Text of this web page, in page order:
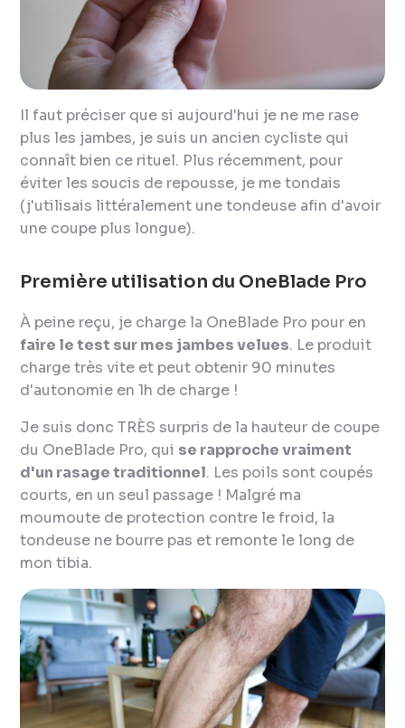
Il faut préciser que si aujourd'hui je ne me rase
plus les jambes, je suis un ancien cycliste qui
connaît bien ce rituel. Plus récemment, pour
éviter les soucis de repousse, je me tondais
(j'utilisais littéralement une tondeuse afin d'avoir
une coupe plus longue).
Première utilisation du OneBlade Pro
À peine reçu, je charge la OneBlade Pro pour en
faire le test sur mes jambes velues. Le produit
charge très vite et peut obtenir 90 minutes
d'autonomie en 1h de charge !
Je suis donc TRÈS surpris de la hauteur de coupe
du OneBlade Pro, qui se rapproche vraiment
d'un rasage traditionnel. Les poils sont coupés
courts, en un seul passage ! Malgré ma
moumoute de protection contre le froid, la
tondeuse ne bourre pas et remonte le long de
mon tibia.